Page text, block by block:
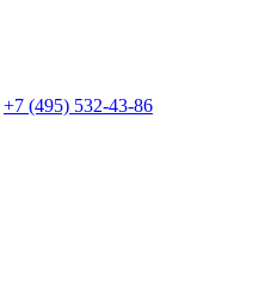
+7 (495) 532-43-86